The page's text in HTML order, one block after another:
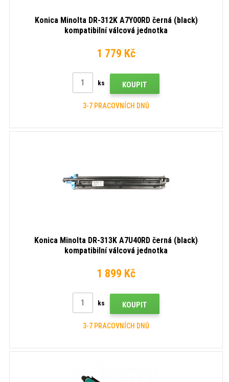
Konica Minolta DR-312K A7Y00RD černá (black)
kompatibilní válcová jednotka
1 779 Kč
ks KOUPIT
3-7 PRACOVNÍCH DNŮ
Konica Minolta DR-313K A7U40RD černá (black)
kompatibilní válcová jednotka
1 899 Kč
ks KOUPIT
3-7 PRACOVNÍCH DNŮ